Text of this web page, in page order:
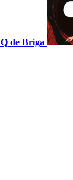
de Briga